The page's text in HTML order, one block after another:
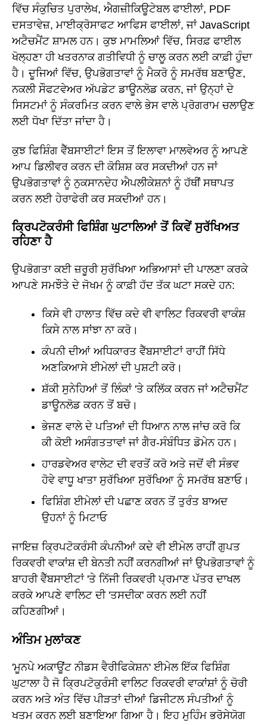
ਵਿੱਚ ਸੰਕੁਚਿਤ ਪੁਰਾਲੇਖ, ਐਗਜ਼ੀਕਿਊਟੇਬਲ ਫਾਈਲਾਂ, PDF
ਦਸਤਾਵੇਜ਼, ਮਾਈਕ੍ਰੋਸਾਫਟ ਆਫਿਸ ਫਾਈਲਾਂ, ਜਾਂ JavaScript
ਅਟੈਚਮੈਂਟ ਸ਼ਾਮਲ ਹਨ। ਕੁਝ ਮਾਮਲਿਆਂ ਵਿੱਚ, ਸਿਰਫ਼ ਫਾਈਲ
ਖੋਲ੍ਹਣਾ ਹੀ ਖਤਰਨਾਕ ਗਤੀਵਿਧੀ ਨੂੰ ਚਾਲੂ ਕਰਨ ਲਈ ਕਾਫ਼ੀ ਹੁੰਦਾ
ਹੈ। ਦੂਜਿਆਂ ਵਿੱਚ, ਉਪਭੋਗਤਾਵਾਂ ਨੂੰ ਮੈਕਰੋ ਨੂੰ ਸਮਰੱਥ ਬਣਾਉਣ,
ਨਕਲੀ ਸੌਫਟਵੇਅਰ ਅੱਪਡੇਟ ਡਾਊਨਲੋਡ ਕਰਨ, ਜਾਂ ਉਨ੍ਹਾਂ ਦੇ
ਸਿਸਟਮਾਂ ਨੂੰ ਸੰਕਰਮਿਤ ਕਰਨ ਵਾਲੇ ਭੇਸ ਵਾਲੇ ਪ੍ਰੋਗਰਾਮ ਚਲਾਉਣ
ਲਈ ਧੋਖਾ ਦਿੱਤਾ ਜਾਂਦਾ ਹੈ।
ਕੁਝ ਫਿਸ਼ਿੰਗ ਵੈੱਬਸਾਈਟਾਂ ਇਸ ਤੋਂ ਇਲਾਵਾ ਮਾਲਵੇਅਰ ਨੂੰ ਆਪਣੇ
ਆਪ ਡਿਲੀਵਰ ਕਰਨ ਦੀ ਕੋਸ਼ਿਸ਼ ਕਰ ਸਕਦੀਆਂ ਹਨ ਜਾਂ
ਉਪਭੋਗਤਾਵਾਂ ਨੂੰ ਨੁਕਸਾਨਦੇਹ ਐਪਲੀਕੇਸ਼ਨਾਂ ਨੂੰ ਹੱਥੀਂ ਸਥਾਪਤ
ਕਰਨ ਲਈ ਹੇਰਾਫੇਰੀ ਕਰ ਸਕਦੀਆਂ ਹਨ।
ਕ੍ਰਿਪਟੋਕਰੰਸੀ ਫਿਸ਼ਿੰਗ ਘੁਟਾਲਿਆਂ ਤੋਂ ਕਿਵੇਂ ਸੁਰੱਖਿਅਤ
ਰਹਿਣਾ ਹੈ
ਉਪਭੋਗਤਾ ਕਈ ਜ਼ਰੂਰੀ ਸੁਰੱਖਿਆ ਅਭਿਆਸਾਂ ਦੀ ਪਾਲਣਾ ਕਰਕੇ
ਆਪਣੇ ਸਮਝੌਤੇ ਦੇ ਜੋਖਮ ਨੂੰ ਕਾਫ਼ੀ ਹੱਦ ਤੱਕ ਘਟਾ ਸਕਦੇ ਹਨ:
ਕਿਸੇ ਵੀ ਹਾਲਾਤ ਵਿੱਚ ਕਦੇ ਵੀ ਵਾਲਿਟ ਰਿਕਵਰੀ ਵਾਕੰਸ਼
ਕਿਸੇ ਨਾਲ ਸਾਂਝਾ ਨਾ ਕਰੋ।
ਕੰਪਨੀ ਦੀਆਂ ਅਧਿਕਾਰਤ ਵੈੱਬਸਾਈਟਾਂ ਰਾਹੀਂ ਸਿੱਧੇ
ਅਣਕਿਆਸੇ ਈਮੇਲਾਂ ਦੀ ਪੁਸ਼ਟੀ ਕਰੋ।
ਸ਼ੱਕੀ ਸੁਨੇਹਿਆਂ ਤੋਂ ਲਿੰਕਾਂ 'ਤੇ ਕਲਿੱਕ ਕਰਨ ਜਾਂ ਅਟੈਚਮੈਂਟ
ਡਾਊਨਲੋਡ ਕਰਨ ਤੋਂ ਬਚੋ।
ਭੇਜਣ ਵਾਲੇ ਦੇ ਪਤਿਆਂ ਦੀ ਧਿਆਨ ਨਾਲ ਜਾਂਚ ਕਰੋ ਕਿ
ਕੀ ਕੋਈ ਅਸੰਗਤਤਾਵਾਂ ਜਾਂ ਗੈਰ-ਸੰਬੰਧਿਤ ਡੋਮੇਨ ਹਨ।
ਹਾਰਡਵੇਅਰ ਵਾਲੇਟ ਦੀ ਵਰਤੋਂ ਕਰੋ ਅਤੇ ਜਦੋਂ ਵੀ ਸੰਭਵ
ਹੋਵੇ ਵਾਧੂ ਖਾਤਾ ਸੁਰੱਖਿਆ ਸੁਰੱਖਿਆ ਨੂੰ ਸਮਰੱਥ ਬਣਾਓ।
ਫਿਸ਼ਿੰਗ ਈਮੇਲਾਂ ਦੀ ਪਛਾਣ ਕਰਨ ਤੋਂ ਤੁਰੰਤ ਬਾਅਦ
ਉਹਨਾਂ ਨੂੰ ਮਿਟਾਓ
ਜਾਇਜ਼ ਕ੍ਰਿਪਟੋਕਰੰਸੀ ਕੰਪਨੀਆਂ ਕਦੇ ਵੀ ਈਮੇਲ ਰਾਹੀਂ ਗੁਪਤ
ਰਿਕਵਰੀ ਵਾਕਾਂਸ਼ ਦੀ ਬੇਨਤੀ ਨਹੀਂ ਕਰਨਗੀਆਂ ਜਾਂ ਉਪਭੋਗਤਾਵਾਂ ਨੂੰ
ਬਾਹਰੀ ਵੈੱਬਸਾਈਟਾਂ 'ਤੇ ਨਿੱਜੀ ਰਿਕਵਰੀ ਪ੍ਰਮਾਣ ਪੱਤਰ ਦਾਖਲ
ਕਰਕੇ ਆਪਣੇ ਵਾਲਿਟ ਦੀ 'ਤਸਦੀਕ' ਕਰਨ ਲਈ ਨਹੀਂ
ਕਹਿਣਗੀਆਂ।
ਅੰਤਿਮ ਮੁਲਾਂਕਣ
'ਮੂਨਪੇ ਅਕਾਊਂਟ ਨੀਡਸ ਵੈਰੀਫਿਕੇਸ਼ਨ' ਈਮੇਲ ਇੱਕ ਫਿਸ਼ਿੰਗ
ਘੁਟਾਲਾ ਹੈ ਜੋ ਕ੍ਰਿਪਟੋਕੁਰੰਸੀ ਵਾਲਿਟ ਰਿਕਵਰੀ ਵਾਕਾਂਸ਼ਾਂ ਨੂੰ ਚੋਰੀ
ਕਰਨ ਅਤੇ ਅੰਤ ਵਿੱਚ ਪੀੜਤਾਂ ਦੀਆਂ ਡਿਜੀਟਲ ਸੰਪਤੀਆਂ ਨੂੰ
ਖਤਮ ਕਰਨ ਲਈ ਬਣਾਇਆ ਗਿਆ ਹੈ। ਇਹ ਮੁਹਿੰਮ ਭਰੋਸੇਯੋਗ